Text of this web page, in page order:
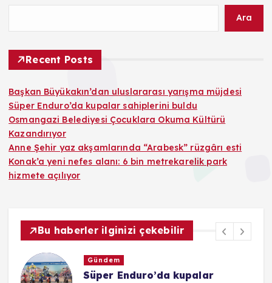
Ara
Recent Posts
Başkan Büyükakın’dan uluslararası yarışma müjdesi
Süper Enduro’da kupalar sahiplerini buldu
Osmangazi Belediyesi Çocuklara Okuma Kültürü
Kazandırıyor
Anne Şehir yaz akşamlarında “Arabesk” rüzgârı esti
Konak’a yeni nefes alanı: 6 bin metrekarelik park
hizmete açılıyor
Bu haberler ilginizi çekebilir
Gündem
Süper Enduro’da kupalar